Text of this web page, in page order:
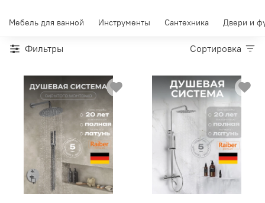
Мебель для ванной Инструменты Сантехника Двери и
Фильтры Сортировка